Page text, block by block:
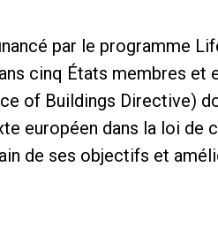
par le programme
cinq États membres et
of Buildings Directive)
européen dans la loi de
de ses objectifs et